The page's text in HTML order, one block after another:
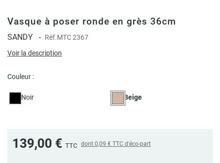
Vasque à poser ronde en grès 36cm
SANDY - Réf.MTC 2367
Voir la description
Couleur :
Noir Beige
139,00 € TTC dont 0,09 € TTC d'éco-part